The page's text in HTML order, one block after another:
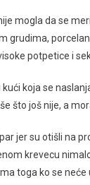
mogla da se
grudima,
potpetice i
koja se
što još nije, a
jer su otišli na
krevecu
toga ko se